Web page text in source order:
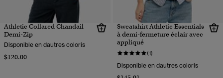
Athletic Collared Chandail
Demi-Zip
Disponible en dautres coloris
$120.00
Sweatshirt Athletic Essentials
à demi-fermeture éclair avec
appliqué
(1)
Disponible en dautres coloris